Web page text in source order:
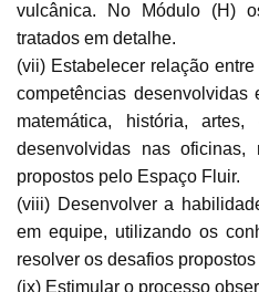
vulcânica. No Módulo (H)
tratados em detalhe.
(vii) Estabelecer relação
competências
matemática, história,
desenvolvidas nas
propostos pelo Espaço Fluir.
(viii) Desenvolver a
em equipe, utilizando os
resolver os desafios
(ix) Estimular o processo